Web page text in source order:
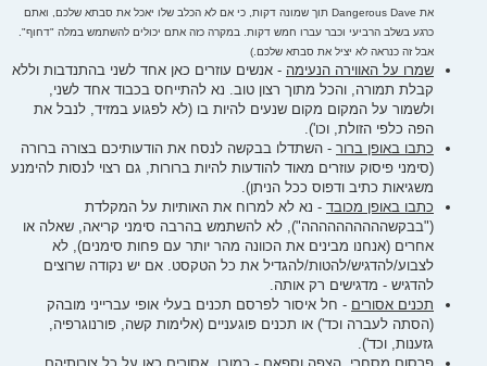
את Dangerous Dave תוך שמונה דקות, כי אם לא הכלב שלו יאכל את סבתא שלכם, ואתם
כרגע בשלב הרביעי וכבר עברו חמש דקות. במקרה כזה אתם יכולים להשתמש במלה "דחוף".
אבל זה כנראה לא יציל את סבתא שלכם.)
שמרו על האווירה הנעימה - אנשים עוזרים כאן אחד לשני בהתנדבות וללא
קבלת תמורה, והכל מתוך רצון טוב. נא להתייחס בכבוד אחד לשני,
ולשמור על המקום מקום שנעים להיות בו (לא לפגוע במזיד, לנבל את
הפה כלפי הזולת, וכו').
כתבו באופן ברור - השתדלו בבקשה לנסח את הודעותיכם בצורה ברורה
(סימני פיסוק עוזרים מאוד להודעות להיות ברורות, גם רצוי לנסות להימנע
משגיאות כתיב ודפוס ככל הניתן).
כתבו באופן מכובד - נא לא למרוח את האותיות על המקלדת
("בבקשהההההההההה"), לא להשתמש בהרבה סימני קריאה, שאלה או
אחרים (אנחנו מבינים את הכוונה מהר יותר עם פחות סימנים), לא
לצבוע/להדגיש/להטות/להגדיל את כל הטקסט. אם יש נקודה שרוצים
להדגיש - מדגישים רק אותה.
תכנים אסורים - חל איסור לפרסם תכנים בעלי אופי עברייני מובהק
(הסתה לעברה וכד') או תכנים פוגעניים (אלימות קשה, פורנוגרפיה,
גזענות, וכד').